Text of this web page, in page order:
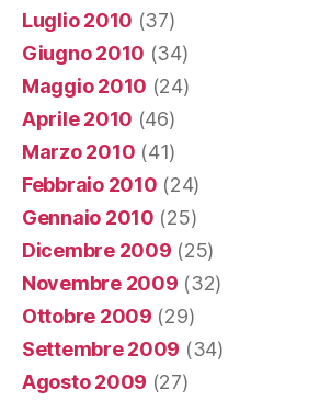
Luglio 2010 (37)
Giugno 2010 (34)
Maggio 2010 (24)
Aprile 2010 (46)
Marzo 2010 (41)
Febbraio 2010 (24)
Gennaio 2010 (25)
Dicembre 2009 (25)
Novembre 2009 (32)
Ottobre 2009 (29)
Settembre 2009 (34)
Agosto 2009 (27)